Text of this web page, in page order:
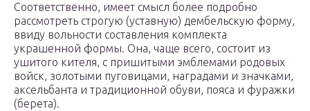
Соответственно, имеет смысл более подробно
рассмотреть строгую (уставную) дембельскую форму,
ввиду вольности составления комплекта
украшенной формы. Она, чаще всего, состоит из
ушитого кителя, с пришитыми эмблемами родовых
войск, золотыми пуговицами, наградами и значками,
аксельбанта и традиционной обуви, пояса и фуражки
(берета).